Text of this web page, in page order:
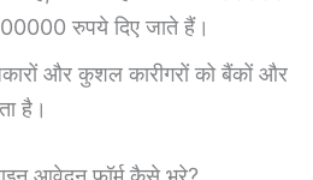
रुपये दिए जाते हैं।
और कुशल कारीगरों को बैंकों और
है।